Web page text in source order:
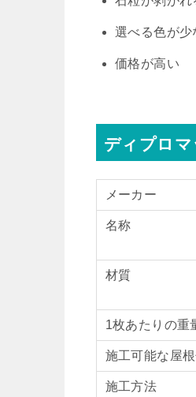
選べる色が少
価格が高い
ディプロマ
メーカー
名称
材質
1枚あたりの重
施工可能な屋
施工方法